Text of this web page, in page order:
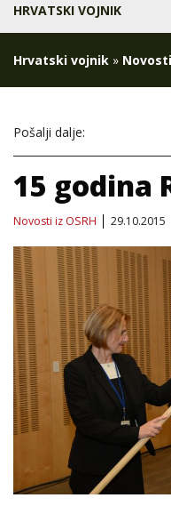
HRVATSKI VOJNIK
Hrvatski vojnik »
Pošalji dalje:
15 godina
Novosti iz OSRH 29.10.2015